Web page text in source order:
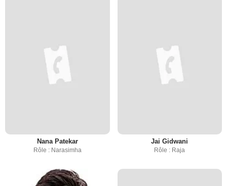
Nana Patekar
Rôle : Narasimha
Jai Gidwani
Rôle : Raja